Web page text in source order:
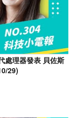
處理器發表 貝佐斯
29)